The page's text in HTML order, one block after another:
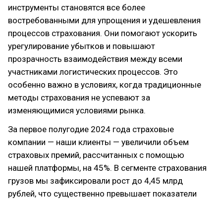
инструменты становятся все более
востребованными для упрощения и удешевления
процессов страхования. Они помогают ускорить
урегулирование убытков и повышают
прозрачность взаимодействия между всеми
участниками логистических процессов. Это
особенно важно в условиях, когда традиционные
методы страхования не успевают за
изменяющимися условиями рынка.
За первое полугодие 2024 года страховые
компании — наши клиенты — увеличили объем
страховых премий, рассчитанных с помощью
нашей платформы, на 45%. В сегменте страхования
грузов мы зафиксировали рост до 4,45 млрд
рублей, что существенно превышает показатели